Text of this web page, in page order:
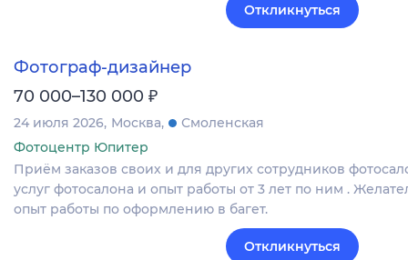
Откликнуться
Фотограф-дизайнер
70 000–130 000 ₽
24 июля 2026 Москва
Смоленская
Фотоцентр Юпитер
Приём заказов своих и для других сотрудников
услуг фотосалона и опыт работы от 3 лет по ним .
опыт работы по оформлению в багет.
Откликнуться